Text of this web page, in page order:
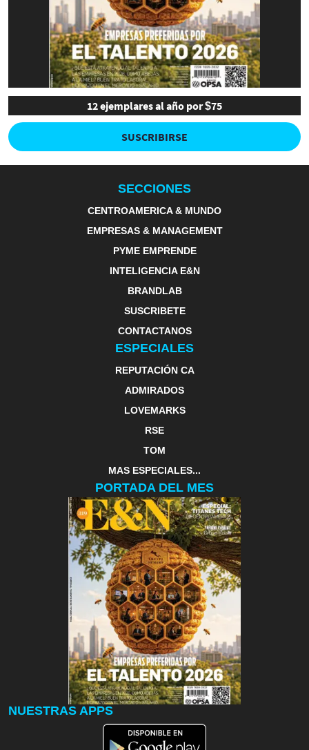
12 ejemplares al año por $75
SUSCRIBIRSE
SECCIONES
CENTROAMERICA & MUNDO
EMPRESAS & MANAGEMENT
PYME EMPRENDE
INTELIGENCIA E&N
BRANDLAB
SUSCRIBETE
CONTACTANOS
ESPECIALES
REPUTACIÓN CA
ADMIRADOS
LOVEMARKS
RSE
TOM
MAS ESPECIALES...
PORTADA DEL MES
NUESTRAS APPS